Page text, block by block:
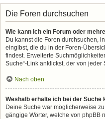
Die Foren durchsuchen
Wie kann ich ein Forum oder
Du kannst die Foren durchsuchen,
eingibst, die du in der Foren-
findest. Erweiterte
Suche“-Link anklickst, der von
Nach oben
Weshalb erhalte ich bei der Suche
Deine Suche war möglicherweise
gängige Wörter, welche von phpBB